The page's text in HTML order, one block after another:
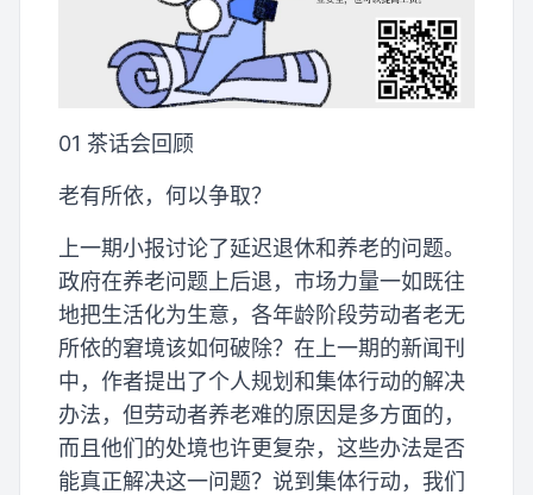
01 茶话会回顾
老有所依，何以争取？
上一期小报讨论了延迟退休和养老的问题。
政府在养老问题上后退，市场力量一如既往
地把生活化为生意，各年龄阶段劳动者老无
所依的窘境该如何破除？在上一期的新闻刊
中，作者提出了个人规划和集体行动的解决
办法，但劳动者养老难的原因是多方面的，
而且他们的处境也许更复杂，这些办法是否
能真正解决这一问题？说到集体行动，我们